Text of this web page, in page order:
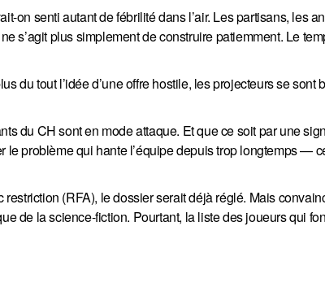
on senti autant de fébrilité dans l’air. Les partisans, les
s’agit plus simplement de construire patiemment. Le
du tout l’idée d’une offre hostile, les projecteurs se sont
du CH sont en mode attaque. Et que ce soit par une
problème qui hante l’équipe depuis trop longtemps —
(RFA), le dossier serait déjà réglé. Mais
de la science-fiction. Pourtant, la liste des joueurs qui